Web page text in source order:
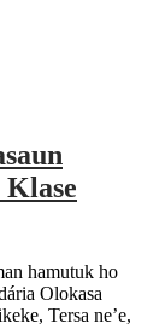
hamutuk ho
Olokasa
Tersa ne’e,